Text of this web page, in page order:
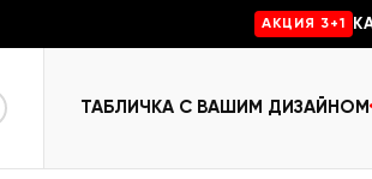
AKЦИЯ 3+1
ТАБЛИЧКА С ВАШИМ ДИЗАЙНОМ